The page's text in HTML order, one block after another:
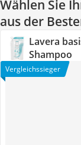
Wählen Sie
aus der
Lavera
Shampoo
Vergleichssieger